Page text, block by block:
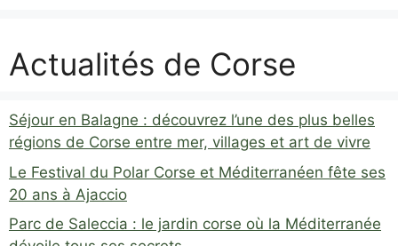
Actualités de Corse
Séjour en Balagne : découvrez l’une des plus belles
régions de Corse entre mer, villages et art de vivre
Le Festival du Polar Corse et Méditerranéen fête ses
20 ans à Ajaccio
Parc de Saleccia : le jardin corse où la Méditerranée